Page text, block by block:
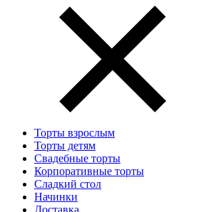
Торты взрослым
Торты детям
Свадебные торты
Корпоративные торты
Сладкий стол
Начинки
Доставка